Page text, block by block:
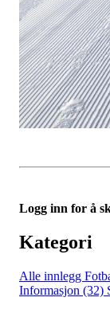
Logg inn for å
Kategori
Alle innlegg
Informasjon (32)